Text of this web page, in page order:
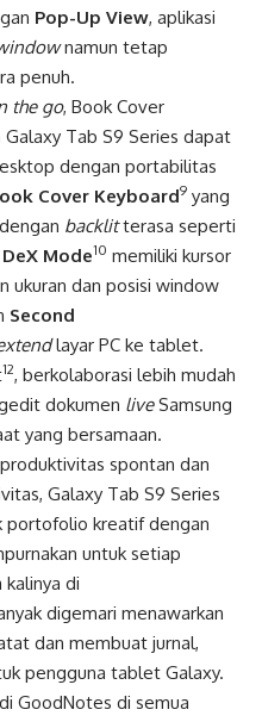
Pop-Up View, aplikasi
namun tetap
penuh.
the go, Book Cover
Tab S9 Series dapat
dengan portabilitas
Cover Keyboard9 yang
backlitterasa seperti
DeX Mode10 memiliki kursor
ukuran dan posisi window
Second
layar PC ke tablet.
12, berkolaborasi lebih mudah
dokumen liveSamsung
yang bersamaan.
spontan dan
Galaxy Tab S9 Series
portofolio kreatif dengan
untuk setiap
di
digemari menawarkan
dan membuat jurnal,
pengguna tablet Galaxy.
GoodNotes di semua